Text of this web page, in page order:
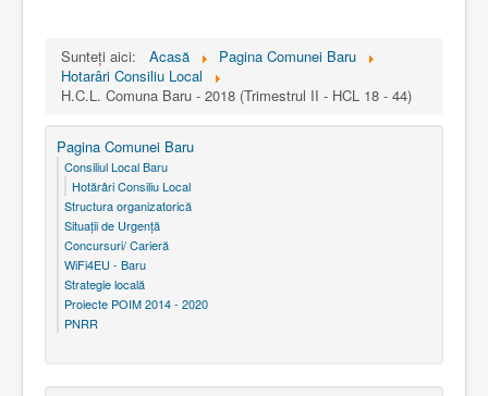
Sunteți aici: Acasă
Pagina Comunei Baru
Hotarâri Consiliu Local
H.C.L. Comuna Baru - 2018 (Trimestrul II - HCL 18 - 44)
Pagina Comunei Baru
Consiliul Local Baru
Hotărâri Consiliu Local
Structura organizatorică
Situaţii de Urgenţă
Concursuri/ Carieră
WiFi4EU - Baru
Strategie locală
Proiecte POIM 2014 - 2020
PNRR